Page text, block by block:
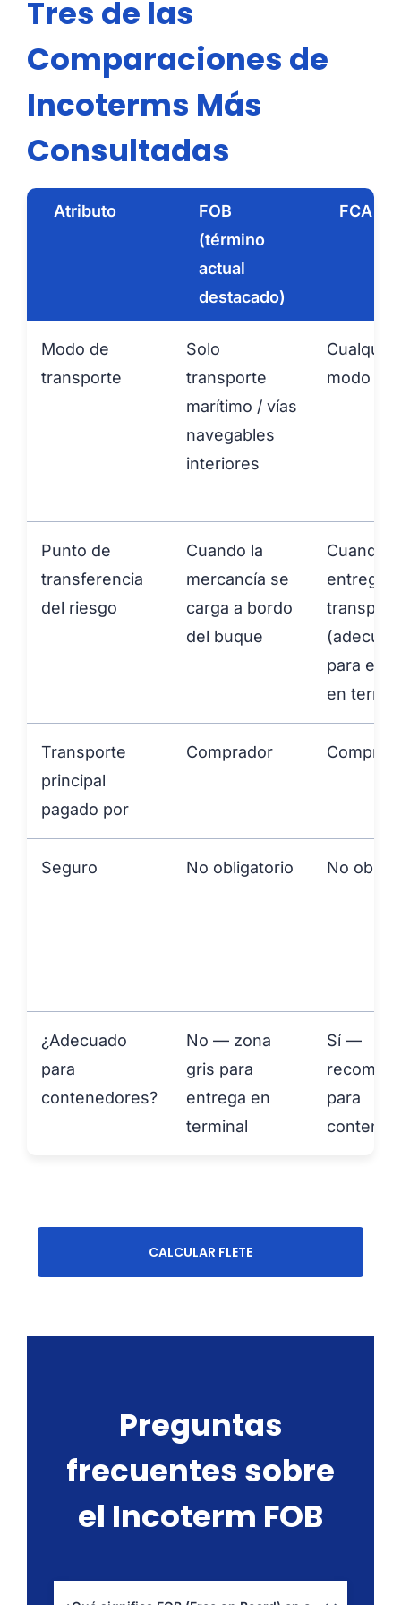
Tres de las
Comparaciones de
Incoterms Más
Consultadas
Atributo
FOB
(término
actual
destacado)
FCA
Modo de
transporte
Solo
transporte
marítimo / vías
navegables
interiores
Cualquier
modo
Punto de
transferencia
del riesgo
Cuando la
mercancía se
carga a bordo
del buque
Cuando
entrega
para
en
Transporte
principal
pagado por
Comprador
Seguro No obligatorio No
¿Adecuado
para
contenedores?
No — zona
gris para
entrega en
terminal
Sí —
para
CALCULAR FLETE
Preguntas
frecuentes sobre
el Incoterm FOB